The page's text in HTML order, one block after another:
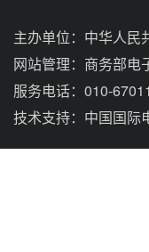
主办单位： 中华人民
网站管理： 商务部电
服务电话：010-
技术支持： 中国国际